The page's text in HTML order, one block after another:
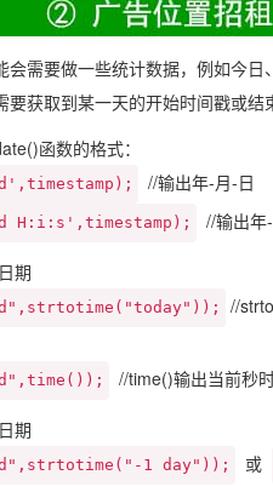
会需要做一些统计数据，例如今
要获取到某一天的开始时间戳或
函数的格式：
//输出年-月-日
H:i:s',timestamp); //输出年
期
d",strtotime("today"));
//
d",time()); //time()输出当前秒
期
d",strtotime("-1 day")); 或